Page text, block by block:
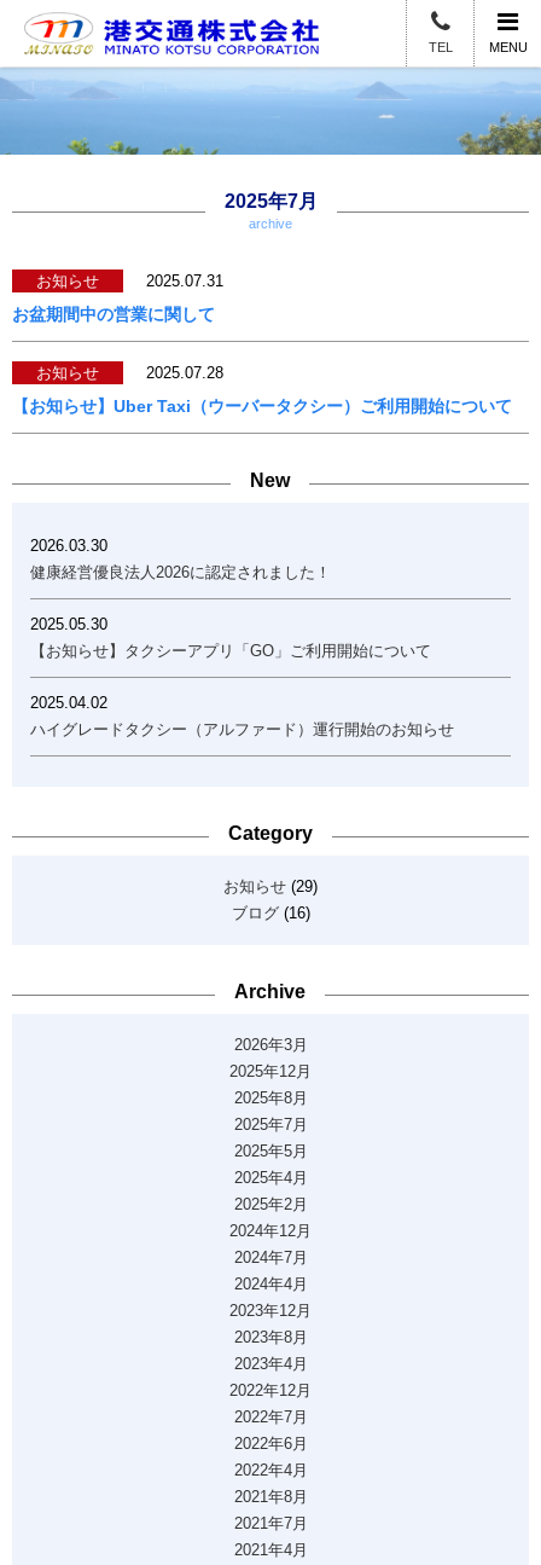
TEL MENU
2025年7月
archive
お知らせ 2025.07.31
お盆期間中の営業に関して
お知らせ 2025.07.28
【お知らせ】Uber Taxi（ウーバータクシー）ご利用開始について
New
2026.03.30
健康経営優良法人2026に認定されました！
2025.05.30
【お知らせ】タクシーアプリ「GO」ご利用開始について
2025.04.02
ハイグレードタクシー（アルファード）運行開始のお知らせ
Category
お知らせ (29)
ブログ(16)
Archive
2026年3月
2025年12月
2025年8月
2025年7月
2025年5月
2025年4月
2025年2月
2024年12月
2024年7月
2024年4月
2023年12月
2023年8月
2023年4月
2022年12月
2022年7月
2022年6月
2022年4月
2021年8月
2021年7月
2021年4月